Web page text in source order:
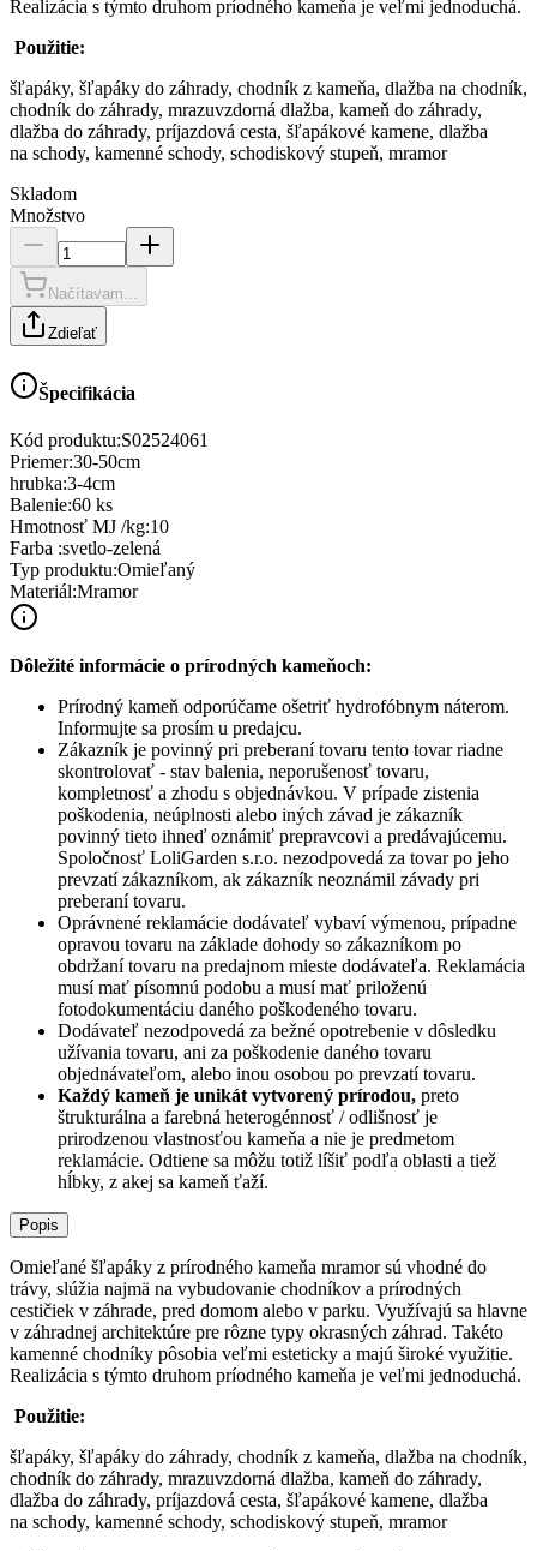
Realizácia s týmto druhom príodného kameňa je veľmi jednoduchá.
Použitie:
šľapáky, šľapáky do záhrady, chodník z kameňa, dlažba na chodník,
chodník do záhrady, mrazuvzdorná dlažba, kameň do záhrady,
dlažba do záhrady, príjazdová cesta, šľapákové kamene, dlažba
na schody, kamenné schody, schodiskový stupeň, mramor
Skladom
Množstvo
Načítavam...
Zdieľať
Špecifikácia
Kód produktu:S02524061
Priemer:30-50cm
hrubka:3-4cm
Balenie:60 ks
Hmotnosť MJ /kg:10
Farba :svetlo-zelená
Typ produktu:Omieľaný
Materiál:Mramor
Dôležité informácie o prírodných kameňoch:
Prírodný kameň odporúčame ošetriť hydrofóbnym náterom.
Informujte sa prosím u predajcu.
Zákazník je povinný pri preberaní tovaru tento tovar riadne
skontrolovať - stav balenia, neporušenosť tovaru,
kompletnosť a zhodu s objednávkou. V prípade zistenia
poškodenia, neúplnosti alebo iných závad je zákazník
povinný tieto ihneď oznámiť prepravcovi a predávajúcemu.
Spoločnosť LoliGarden s.r.o. nezodpovedá za tovar po jeho
prevzatí zákazníkom, ak zákazník neoznámil závady pri
preberaní tovaru.
Oprávnené reklamácie dodávateľ vybaví výmenou, prípadne
opravou tovaru na základe dohody so zákazníkom po
obdržaní tovaru na predajnom mieste dodávateľa. Reklamácia
musí mať písomnú podobu a musí mať priloženú
fotodokumentáciu daného poškodeného tovaru.
Dodávateľ nezodpovedá za bežné opotrebenie v dôsledku
užívania tovaru, ani za poškodenie daného tovaru
objednávateľom, alebo inou osobou po prevzatí tovaru.
Každý kameň je unikát vytvorený prírodou, preto
štrukturálna a farebná heterogénnosť / odlišnosť je
prirodzenou vlastnosťou kameňa a nie je predmetom
reklamácie. Odtiene sa môžu totiž líšiť podľa oblasti a tiež
hĺbky, z akej sa kameň ťaží.
Popis
Omieľané šľapáky z prírodného kameňa mramor sú vhodné do
trávy, slúžia najmä na vybudovanie chodníkov a prírodných
cestičiek v záhrade, pred domom alebo v parku. Využívajú sa hlavne
v záhradnej architektúre pre rôzne typy okrasných záhrad. Takéto
kamenné chodníky pôsobia veľmi esteticky a majú široké využitie.
Realizácia s týmto druhom príodného kameňa je veľmi jednoduchá.
Použitie:
šľapáky, šľapáky do záhrady, chodník z kameňa, dlažba na chodník,
chodník do záhrady, mrazuvzdorná dlažba, kameň do záhrady,
dlažba do záhrady, príjazdová cesta, šľapákové kamene, dlažba
na schody, kamenné schody, schodiskový stupeň, mramor